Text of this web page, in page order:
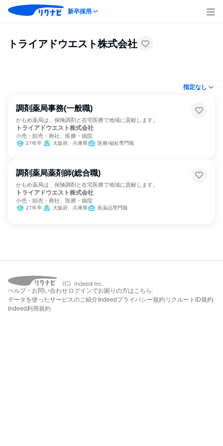
新卒採用
トライアドウエスト株式会社
指定なし
調剤薬局事務(一般職)
かもめ薬局は、保険調剤と在宅医療で地域に貢献します。
トライアドウエスト株式会社
小売・卸売・商社、医療・病院
27年卒 大阪府、兵庫県 医療/福祉専門職
調剤薬局薬剤師(総合職)
かもめ薬局は、保険調剤と在宅医療で地域に貢献します。
トライアドウエスト株式会社
小売・卸売・商社、医療・病院
27年卒 大阪府、兵庫県 医薬品専門職
ヘルプ・お問い合わせ ログインでお困りの方はこちら
データを使ったサービスのご紹介 Indeedプライバシー規約 リクルートID規約
Indeed利用規約